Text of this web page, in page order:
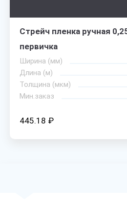
Стрейч пленка ручная
первичка
Ширина (мм)
Длина (м)
Толщина (мкм)
Мин.заказ
445.18 ₽